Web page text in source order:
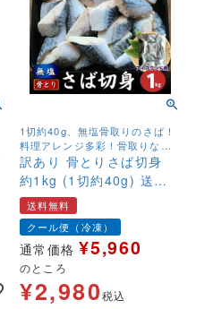
1切約40g、無塩骨取りのさば！
料理アレンジ多彩！骨取りなの
でお子様にも安心して召し上が
れます！
訳あり 骨とりさば切身
約1kg (1切約40g) 送料
無料 無塩 骨取り 鯖 サバ
無添加 お弁当 大容量 ス
トック
送料無料
クール便（冷凍）
通常価格 ¥5,960
のところ
¥2,980税込